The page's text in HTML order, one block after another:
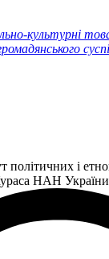
культурні
політичних і
НАН України